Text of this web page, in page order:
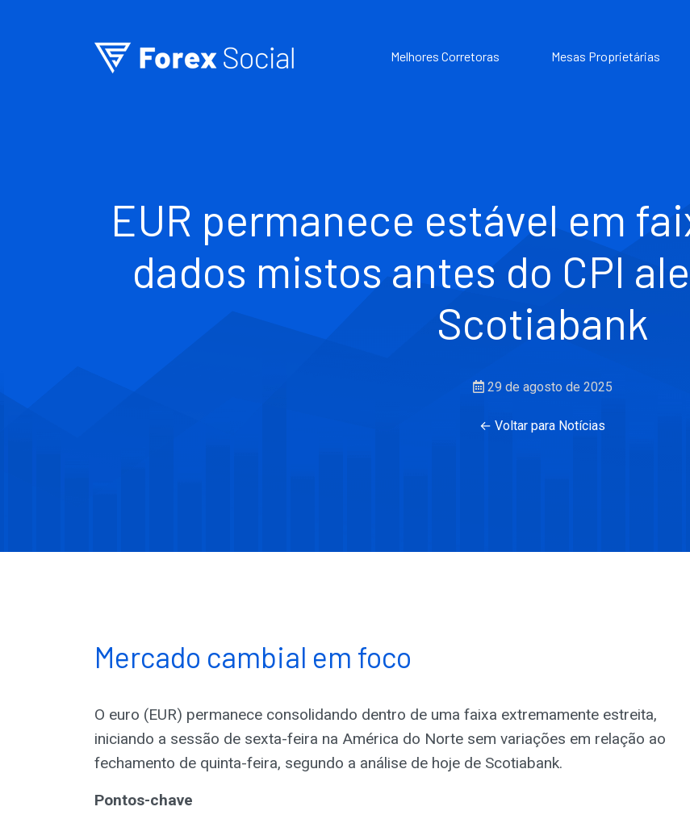
Melhores Corretoras Mesas Proprietárias
EUR permanece estável em
dados mistos antes do CPI
Scotiabank
29 de agosto de 2025
← Voltar para Notícias
Mercado cambial em foco
O euro (EUR) permanece consolidando dentro de uma faixa extremamente estreita,
iniciando a sessão de sexta-feira na América do Norte sem variações em relação ao
fechamento de quinta-feira, segundo a análise de hoje de Scotiabank.
Pontos-chave